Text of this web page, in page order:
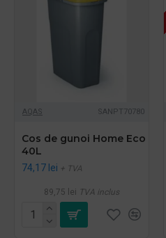
AQAS SANPT70780
Cos de gunoi Home Eco
40L
74,17 lei + TVA
89,75 lei TVA inclus